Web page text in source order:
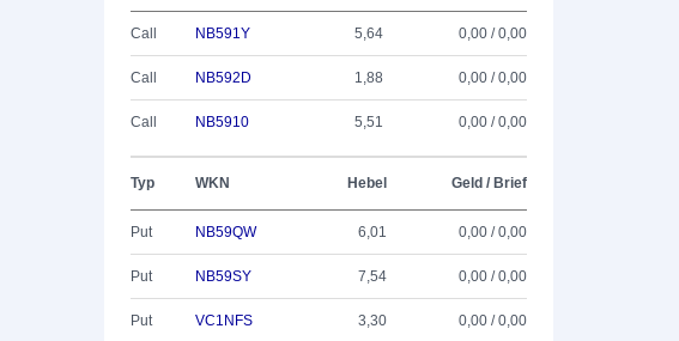
Call NB591Y 5,64 0,00 / 0,00
Call NB592D 1,88 0,00 / 0,00
Call NB5910 5,51 0,00 / 0,00
Typ WKN Hebel Geld / Brief
Put NB59QW 6,01 0,00 / 0,00
Put NB59SY 7,54 0,00 / 0,00
Put VC1NFS 3,30 0,00 / 0,00